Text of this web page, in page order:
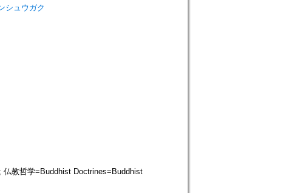
シュウガク
教哲学=Buddhist Doctrines=Buddhist